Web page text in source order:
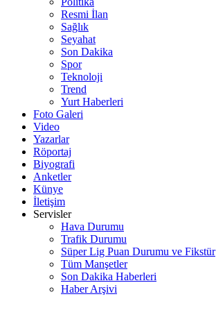
Resmi İlan
Sağlık
Seyahat
Son Dakika
Spor
Teknoloji
Trend
Yurt Haberleri
Foto Galeri
Video
Yazarlar
Röportaj
Biyografi
Anketler
Künye
İletişim
Servisler
Hava Durumu
Trafik Durumu
Süper Lig Puan Durumu ve Fikstür
Tüm Manşetler
Son Dakika Haberleri
Haber Arşivi